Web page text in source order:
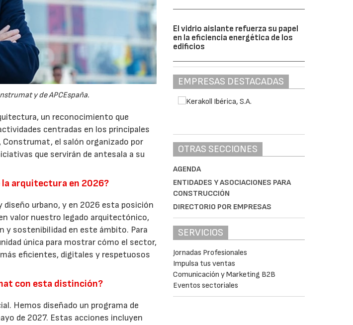
y de APCEspaña.
un reconocimiento que
centradas en los principales
el salón organizado por
que servirán de antesala a su
la arquitectura en 2026?
urbano, y en 2026 esta posición
valor nuestro legado arquitectónico,
y sostenibilidad en este ámbito. Para
única para mostrar cómo el sector,
eficientes, digitales y respetuosos
con esta distinción?
Hemos diseñado un programa de
de 2027. Estas acciones incluyen
El vidrio aislante refuerza su papel
en la eficiencia energética de los
edificios
EMPRESAS DESTACADAS
OTRAS SECCIONES
AGENDA
ENTIDADES Y ASOCIACIONES PARA
CONSTRUCCIÓN
DIRECTORIO POR EMPRESAS
SERVICIOS
Jornadas Profesionales
Impulsa tus ventas
Comunicación y Marketing B2B
Eventos sectoriales